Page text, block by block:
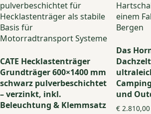
Optionen
können
der
Produktseite
gewählt
werden
CATE Hecklastenträger
Grundträger 600×1400 mm
schwarz pulverbeschichtet
– verzinkt, inkl.
Beleuchtung & Klemmsatz
Das
und
€2.810,00